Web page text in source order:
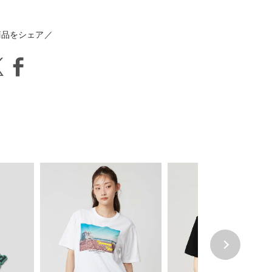
をシェア／